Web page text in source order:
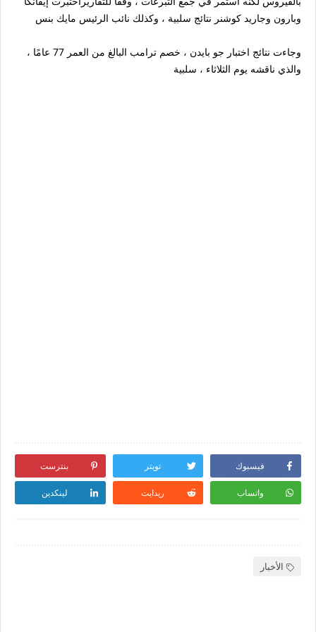
وبارون وجاريد كوشنر نتائج سلبية ، وكذلك نائب الرئيس مايك بنس
وجاءت نتائج اختبار جو بايدن ، خصم ترامب البالغ من العمر 77 عامًا ،
والذي ناقشه يوم الثلاثاء ، سلبية
فيسبوك تويتر بنترست
واتساب ريدايت لينكدين
الأخبار